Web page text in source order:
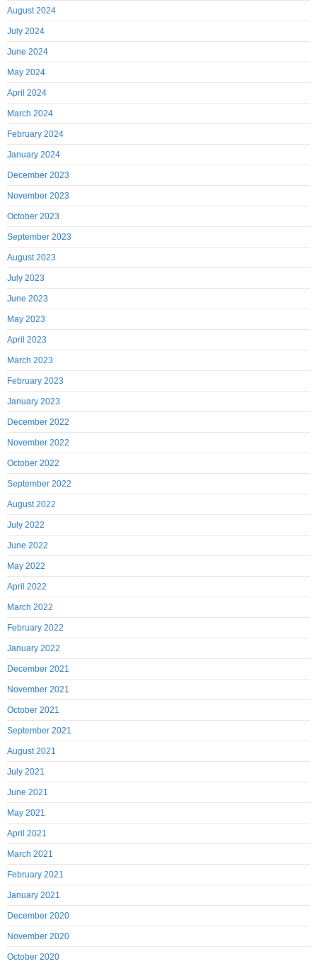
August 2024
July 2024
June 2024
May 2024
April 2024
March 2024
February 2024
January 2024
December 2023
November 2023
October 2023
September 2023
August 2023
July 2023
June 2023
May 2023
April 2023
March 2023
February 2023
January 2023
December 2022
November 2022
October 2022
September 2022
August 2022
July 2022
June 2022
May 2022
April 2022
March 2022
February 2022
January 2022
December 2021
November 2021
October 2021
September 2021
August 2021
July 2021
June 2021
May 2021
April 2021
March 2021
February 2021
January 2021
December 2020
November 2020
October 2020